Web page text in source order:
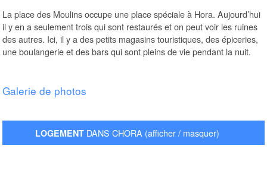
La place des Moulins occupe une place spéciale à Hora. Aujourd’hui
il y en a seulement trois qui sont restaurés et on peut voir les ruines
des autres. Ici, il y a des petits magasins touristiques, des épiceries,
une boulangerie et des bars qui sont pleins de vie pendant la nuit.
Galerie de photos
Une église au kastro de Chora, avec vue à la baie de Livadi
LOGEMENT DANS CHORA (afficher / masquer)